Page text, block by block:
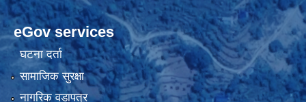
eGov services
घटना दर्ता
सामाजिक सुरक्षा
नागरिक वडापत्र